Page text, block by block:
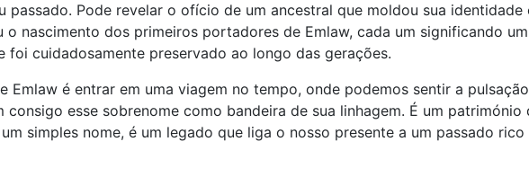
passado. Pode revelar o ofício de um ancestral que moldou sua identidade
o nascimento dos primeiros portadores de Emlaw, cada um significando um
foi cuidadosamente preservado ao longo das gerações.
Emlaw é entrar em uma viagem no tempo, onde podemos sentir a pulsação
consigo esse sobrenome como bandeira de sua linhagem. É um património
simples nome, é um legado que liga o nosso presente a um passado rico